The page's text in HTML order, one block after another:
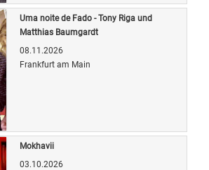
Uma noite de Fado - Tony Riga und
Matthias Baumgardt
08.11.2026
Frankfurt am Main
Mokhavii
03.10.2026